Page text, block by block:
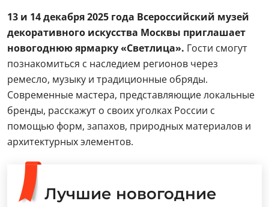
13 и 14 декабря 2025 года Всероссийский музей
декоративного искусства Москвы приглашает
новогоднюю ярмарку «Светлица». Гости смогут
познакомиться с наследием регионов через
ремесло, музыку и традиционные обряды.
Современные мастера, представляющие локальные
бренды, расскажут о своих уголках России с
помощью форм, запахов, природных материалов и
архитектурных элементов.
Лучшие новогодние